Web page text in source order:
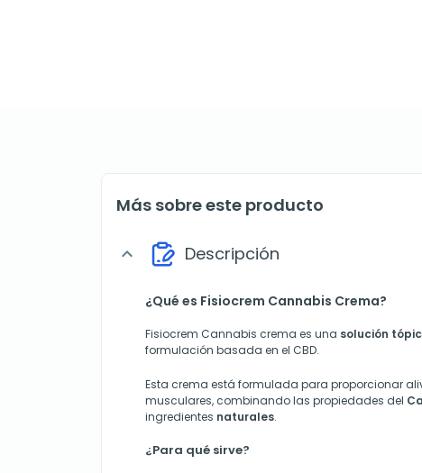
Más sobre este producto
expand_more Descripción
¿Qué es Fisiocrem Cannabis Crema?
Fisiocrem Cannabis crema es una solución
formulación basada en el CBD.
Esta crema está formulada para proporcionar
musculares, combinando las propiedades del
ingredientes naturales.
¿Para qué sirve?